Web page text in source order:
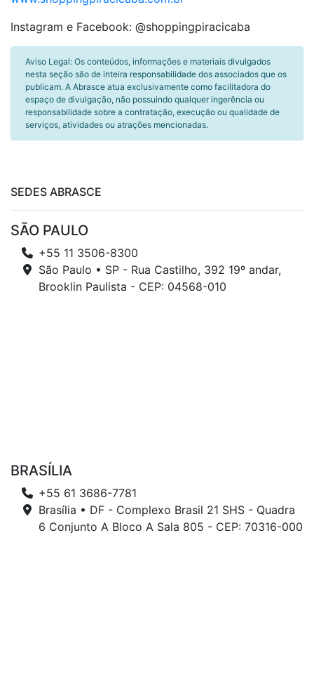
Instagram e Facebook: @shoppingpiracicaba
Aviso Legal: Os conteúdos, informações e materiais divulgados
nesta seção são de inteira responsabilidade dos associados que os
publicam. A Abrasce atua exclusivamente como facilitadora do
espaço de divulgação, não possuindo qualquer ingerência ou
responsabilidade sobre a contratação, execução ou qualidade de
serviços, atividades ou atrações mencionadas.
SEDES ABRASCE
SÃO PAULO
+55 11 3506-8300
São Paulo • SP - Rua Castilho, 392 19º andar,
Brooklin Paulista - CEP: 04568-010
BRASÍLIA
+55 61 3686-7781
Brasília • DF - Complexo Brasil 21 SHS - Quadra
6 Conjunto A Bloco A Sala 805 - CEP: 70316-000